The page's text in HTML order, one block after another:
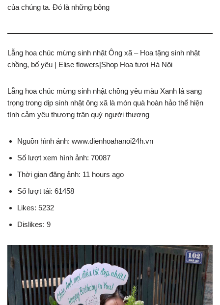
của chúng ta. Đó là những bông
Lẵng hoa chúc mừng sinh nhật Ông xã – Hoa tặng sinh nhật
chồng, bố yêu | Elise flowers|Shop Hoa tươi Hà Nội
Lẵng hoa chúc mừng sinh nhật chồng yêu màu Xanh lá sang
trọng trong dịp sinh nhật ông xã là món quà hoàn hảo thể hiện
tình cảm yêu thương trân quý người thương
Nguồn hình ảnh: www.dienhoahanoi24h.vn
Số lượt xem hình ảnh: 70087
Thời gian đăng ảnh: 11 hours ago
Số lượt tải: 61458
Likes: 5232
Dislikes: 9